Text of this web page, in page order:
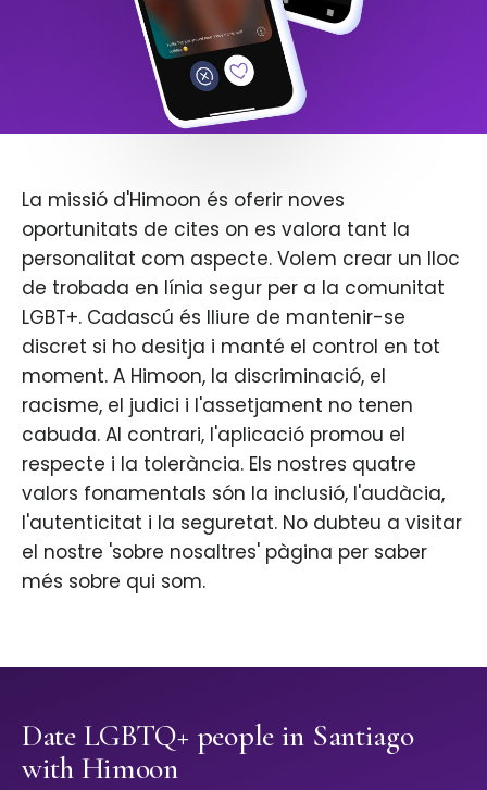
La missió d'Himoon és oferir noves
oportunitats de cites on es valora tant la
personalitat com aspecte. Volem crear un lloc
de trobada en línia segur per a la comunitat
LGBT+. Cadascú és lliure de mantenir-se
discret si ho desitja i manté el control en tot
moment. A Himoon, la discriminació, el
racisme, el judici i l'assetjament no tenen
cabuda. Al contrari, l'aplicació promou el
respecte i la tolerància. Els nostres quatre
valors fonamentals són la inclusió, l'audàcia,
l'autenticitat i la seguretat. No dubteu a visitar
el nostre 'sobre nosaltres' pàgina per saber
més sobre qui som.
Date LGBTQ+ people in Santiago
with Himoon